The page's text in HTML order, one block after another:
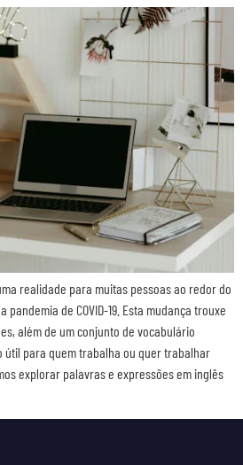
realidade para muitas pessoas ao redor do
de COVID-19. Esta mudança trouxe
além de um conjunto de vocabulário
útil para quem trabalha ou quer trabalhar
explorar palavras e expressões em inglês